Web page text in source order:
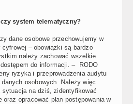
system telematyczny?
dane osobowe przechowujemy w
– obowiązki są bardzo
należy zachować wszelkie
do informacji. – RODO
ryzyka i przeprowadzenia audytu
osobowych. Należy więc
sytuacja na dziś, zidentyfikować
oraz opracować plan postępowania w